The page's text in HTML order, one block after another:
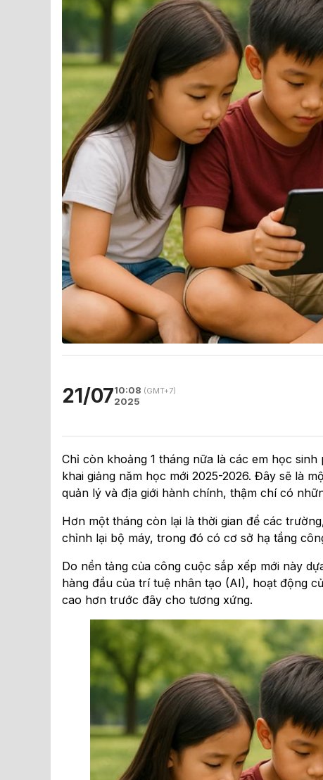
21/0710:08 (GMT+7)
2025
Chỉ còn khoảng 1 tháng nữa là các em học
khai giảng năm học mới 2025-2026. Đây sẽ là
quản lý và địa giới hành chính, thậm chí có
Hơn một tháng còn lại là thời gian để các
chỉnh lại bộ máy, trong đó có cơ sở hạ tầng
Do nền tảng của công cuộc sắp xếp mới này
hàng đầu của trí tuệ nhân tạo (AI), hoạt động
cao hơn trước đây cho tương xứng.